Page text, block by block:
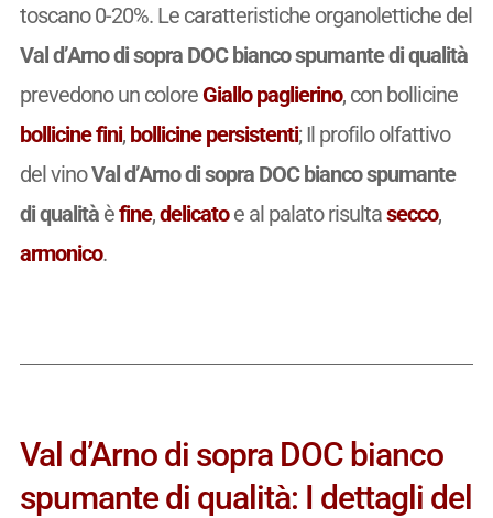
toscano 0-20%. Le caratteristiche organolettiche del
Val d’Arno di sopra DOC bianco spumante di qualità
prevedono un colore Giallo paglierino, con bollicine
bollicine fini, bollicine persistenti; Il profilo olfattivo
del vinoVal d’Arno di sopra DOC bianco spumante
di qualitàèfine,delicatoe al palato risultasecco,
armonico.
Val d’Arno di sopra DOC bianco
spumante di qualità: I dettagli del